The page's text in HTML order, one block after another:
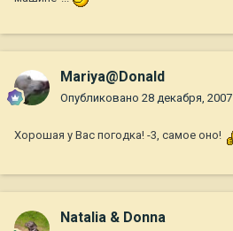
Mariya@Donald
Опубликовано 28 декабря, 2007
Хорошая у Вас погодка! -3, самое оно!
Natalia & Donna